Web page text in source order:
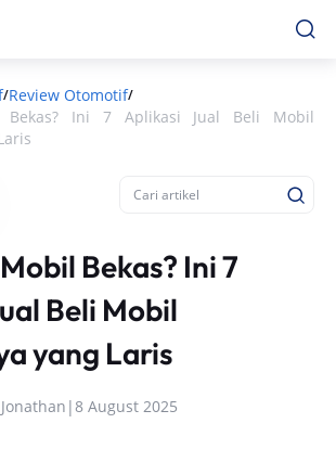
/Review Otomotif/
Bekas? Ini 7 Aplikasi Jual Beli Mobil
Bekas? Ini 7
Beli Mobil
yang Laris
|8 August 2025